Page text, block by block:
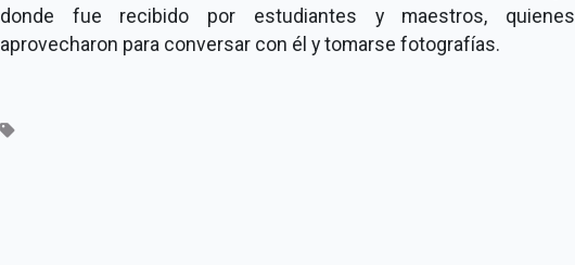
donde fue recibido por estudiantes y maestros, quienes
aprovecharon para conversar con él y tomarse fotografías.